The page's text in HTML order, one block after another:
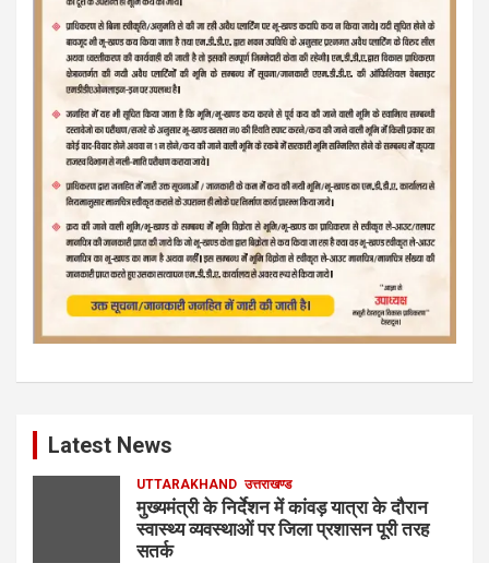
Latest News
UTTARAKHAND उत्तराखण्ड
मुख्यमंत्री के निर्देशन में कांवड़ यात्रा के दौरान
स्वास्थ्य व्यवस्थाओं पर जिला प्रशासन पूरी तरह
सतर्क